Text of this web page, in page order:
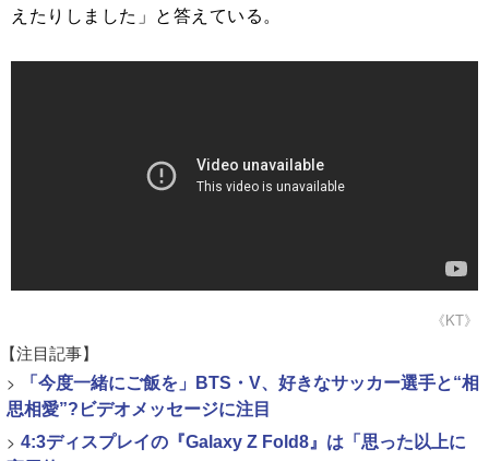
えたりしました」と答えている。
《KT》
【注目記事】
>
「今度一緒にご飯を」BTS・V、好きなサッカー選手と“相
思相愛”?ビデオメッセージに注目
> 4:3ディスプレイの『Galaxy Z Fold8』は「思った以上に